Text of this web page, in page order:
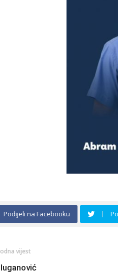
Podijeli na Facebooku
vijest